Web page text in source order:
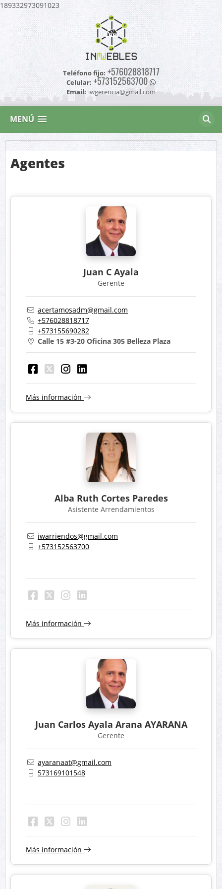
189332973091023
Teléfono fijo: +576028818717
Celular: +573152563700
Email: iwgerencia@gmail.com
MENÚ
Agentes
Juan C Ayala
Gerente
acertamosadm@gmail.com
+576028818717
+573155690282
Calle 15 #3-20 Oficina 305 Belleza Plaza
Más información
Alba Ruth Cortes Paredes
Asistente Arrendamientos
iwarriendos@gmail.com
+573152563700
Más información
Juan Carlos Ayala Arana AYARANA
Gerente
ayaranaat@gmail.com
573169101548
Más información